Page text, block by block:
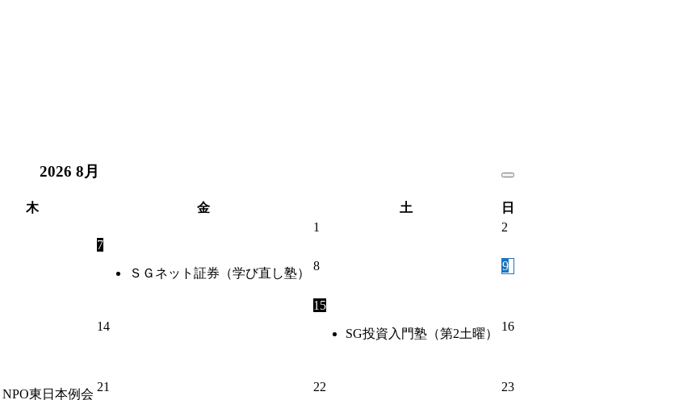
2026 8月
木 金 土
日
1
2
7
ＳＧネット証券（学び直し塾）
8 9
14
15
SG投資入門塾（第2土曜）
16
NPO東日本例会
21 22 23